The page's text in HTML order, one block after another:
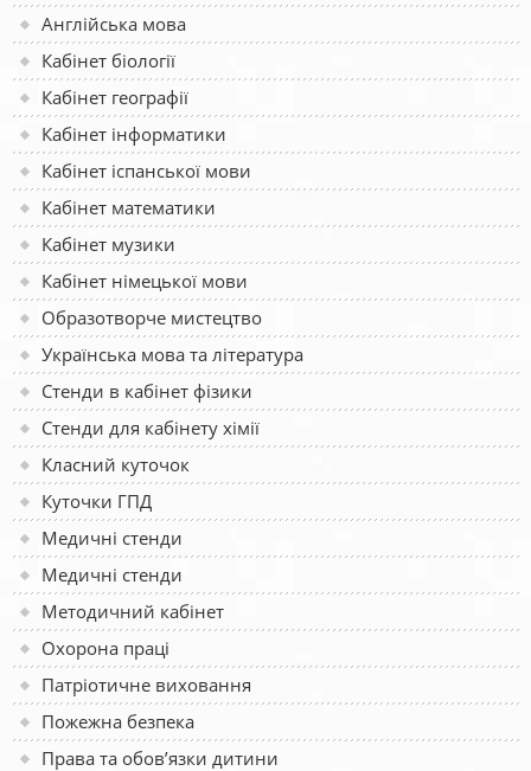
Англійська мова
Кабінет біології
Кабінет географії
Кабінет інформатики
Кабінет іспанської мови
Кабінет математики
Кабінет музики
Кабінет німецької мови
Образотворче мистецтво
Українська мова та література
Стенди в кабінет фізики
Стенди для кабінету хімії
Класний куточок
Куточки ГПД
Медичні стенди
Медичні стенди
Методичний кабінет
Охорона праці
Патріотичне виховання
Пожежна безпека
Права та обов’язки дитини